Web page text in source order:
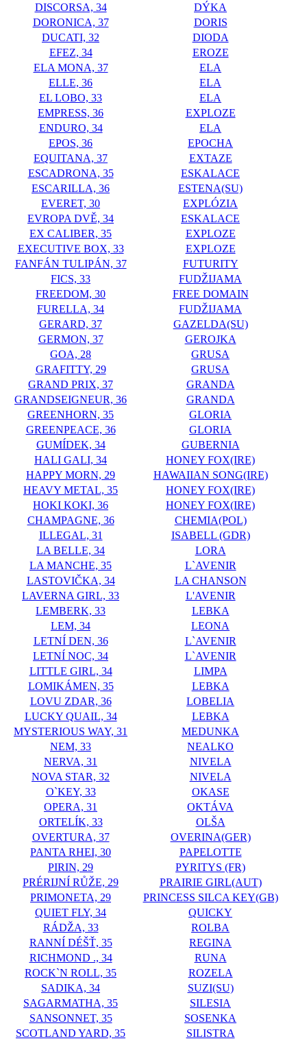
DISCORSA, 34
DÝKA
DORONICA, 37
DORIS
DUCATI, 32
DIODA
EFEZ, 34
EROZE
ELA MONA, 37
ELA
ELLE, 36
ELA
EL LOBO, 33
ELA
EMPRESS, 36
EXPLOZE
ENDURO, 34
ELA
EPOS, 36
EPOCHA
EQUITANA, 37
EXTAZE
ESCADRONA, 35
ESKALACE
ESCARILLA, 36
ESTENA(SU)
EVERET, 30
EXPLÓZIA
EVROPA DVĚ, 34
ESKALACE
EX CALIBER, 35
EXPLOZE
EXECUTIVE BOX, 33
EXPLOZE
FANFÁN TULIPÁN, 37
FUTURITY
FICS, 33
FUDŽIJAMA
FREEDOM, 30
FREE DOMAIN
FURELLA, 34
FUDŽIJAMA
GERARD, 37
GAZELDA(SU)
GERMON, 37
GEROJKA
GOA, 28
GRUSA
GRAFITTY, 29
GRUSA
GRAND PRIX, 37
GRANDA
GRANDSEIGNEUR, 36
GRANDA
GREENHORN, 35
GLORIA
GREENPEACE, 36
GLORIA
GUMÍDEK, 34
GUBERNIA
HALI GALI, 34
HONEY FOX(IRE)
HAPPY MORN, 29
HAWAIIAN SONG(IRE)
HEAVY METAL, 35
HONEY FOX(IRE)
HOKI KOKI, 36
HONEY FOX(IRE)
CHAMPAGNE, 36
CHEMIA(POL)
ILLEGAL, 31
ISABELL (GDR)
LA BELLE, 34
LORA
LA MANCHE, 35
L`AVENIR
LASTOVIČKA, 34
LA CHANSON
LAVERNA GIRL, 33
L'AVENIR
LEMBERK, 33
LEBKA
LEM, 34
LEONA
LETNÍ DEN, 36
L`AVENIR
LETNÍ NOC, 34
L`AVENIR
LITTLE GIRL, 34
LIMPA
LOMIKÁMEN, 35
LEBKA
LOVU ZDAR, 36
LOBELIA
LUCKY QUAIL, 34
LEBKA
MYSTERIOUS WAY, 31
MEDUNKA
NEM, 33
NEALKO
NERVA, 31
NIVELA
NOVA STAR, 32
NIVELA
O`KEY, 33
OKASE
OPERA, 31
OKTÁVA
ORTELÍK, 33
OLŠA
OVERTURA, 37
OVERINA(GER)
PANTA RHEI, 30
PAPELOTTE
PIRIN, 29
PYRITYS (FR)
PRÉRIJNÍ RŮŽE, 29
PRAIRIE GIRL(AUT)
PRIMONETA, 29
PRINCESS SILCA KEY(GB)
QUIET FLY, 34
QUICKY
RÁDŽA, 33
ROLBA
RANNÍ DÉŠŤ, 35
REGINA
RICHMOND ., 34
RUNA
ROCK`N ROLL, 35
ROZELA
SADIKA, 34
SUZI(SU)
SAGARMATHA, 35
SILESIA
SANSONNET, 35
SOSENKA
SCOTLAND YARD, 35
SILISTRA